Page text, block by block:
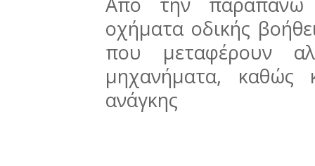
οχήματα οδικής
που μεταφέρουν
μηχανήματα, καθώς
ανάγκης